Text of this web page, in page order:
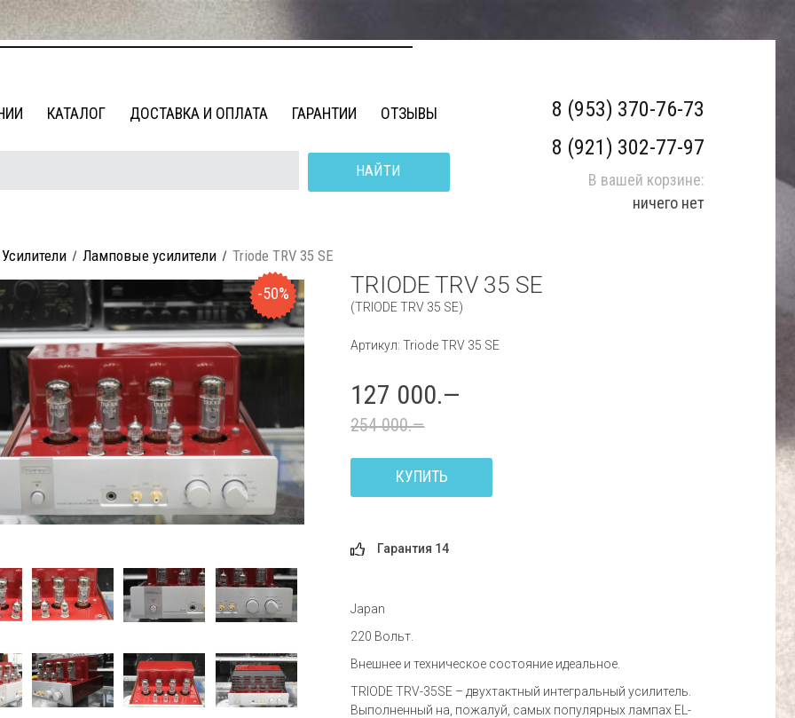
8 (953) 370-76-73
8 (921) 302-77-97
В вашей корзине:
ничего нет
КАТАЛОГ ДОСТАВКА И ОПЛАТА ГАРАНТИИ ОТЗЫВЫ
НАЙТИ
Усилители Ламповые усилители Triode TRV 35 SE
-50% TRIODE TRV 35 SE
(TRIODE TRV 35 SE)
Артикул: Triode TRV 35 SE
127 000.—
254 000.—
КУПИТЬ
Гарантия 14
Japan
220 Вольт.
Внешнее и техническое состояние идеальное.
TRIODE TRV-35SE – двухтактный интегральный усилитель.
Выполненный на, пожалуй, самых популярных лампах EL-